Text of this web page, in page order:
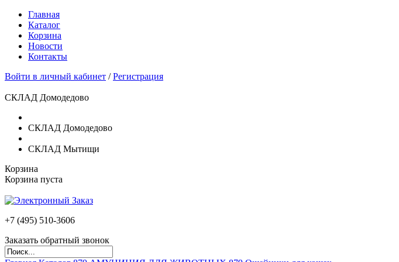
Главная
Каталог
Корзина
Новости
Контакты
Войти в личный кабинет /Регистрация
СКЛАД Домодедово
СКЛАД Домодедово
СКЛАД Мытищи
Корзина
Корзина пуста
+7 (495) 510-3606
Заказать обратный звонок